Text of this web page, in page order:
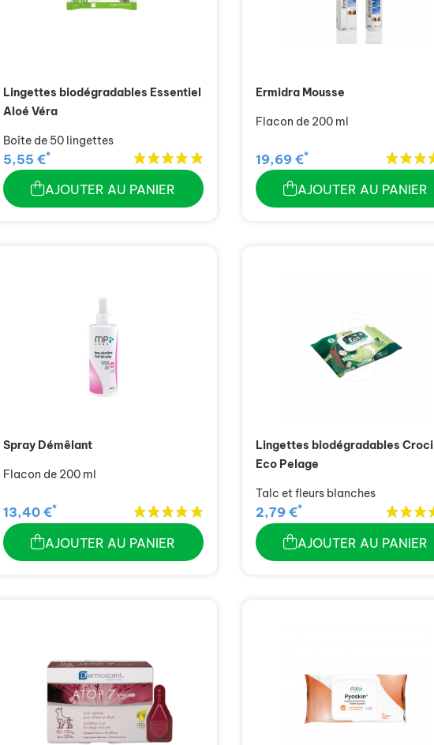
Lingettes biodégradables Essentiel
Aloé Véra
Boîte de 50 lingettes
5,55 €*
AJOUTER AU PANIER
Ermidra Mousse
Flacon de 200 ml
19,69 €*
AJOUTER AU PANIER
Spray Démêlant
Flacon de 200 ml
13,40 €*
AJOUTER AU PANIER
Lingettes biodégradables Croci
Eco Pelage
Talc et fleurs blanches
2,79 €*
AJOUTER AU PANIER